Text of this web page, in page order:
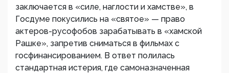
заключается в «силе, наглости и хамстве», в
Госдуме покусились на «святое» — право
актеров-русофобов зарабатывать в «хамской
Рашке», запретив сниматься в фильмах с
госфинансированием. В ответ полилась
стандартная истерия, где самоназначенная